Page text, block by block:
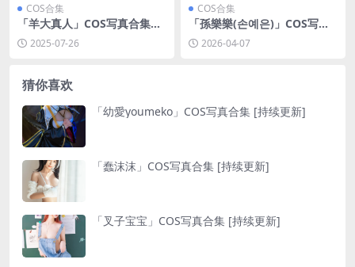
COS合集
「羊大真人」COS写真合集
[持续更新]
2025-07-26
COS合集
「孫樂樂(손예은)」COS写真
合集 [持续更新]
2026-04-07
猜你喜欢
「幼愛youmeko」COS写真合集 [持续更新]
「蠢沫沫」COS写真合集 [持续更新]
「叉子宝宝」COS写真合集 [持续更新]